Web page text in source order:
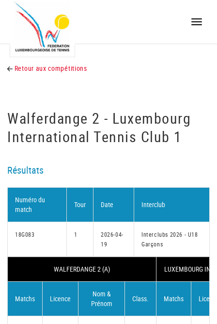
Toggle
Retour aux compétitions
Walferdange 2 - Luxembourg
International Tennis Club 1
Résultats
Numéro du
match
Tour Date Interclub
18G083 1
2026-04-
19
Interclubs 2026 - U18
Garçons
WALFERDANGE 2 (A) LUXEMBOURG
Matchs Licence
Nom &
Prénom
Class. Matchs